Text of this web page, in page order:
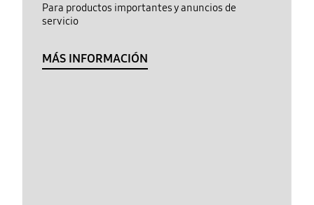
Para productos importantes y anuncios de
servicio
MÁS INFORMACIÓN